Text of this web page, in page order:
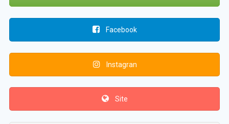
Facebook
Instagran
Site